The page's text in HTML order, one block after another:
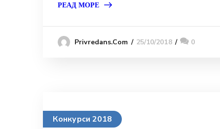
РЕАД МОРЕ
Privredans.com 25/10/2018 0
Конкурси 2018